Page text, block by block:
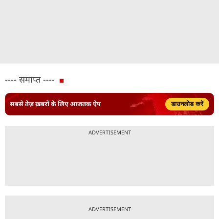
---- समाप्त ----
सबसे तेज़ ख़बरों के लिए आजतक ऐप डाउनलोड करें
ADVERTISEMENT
ADVERTISEMENT